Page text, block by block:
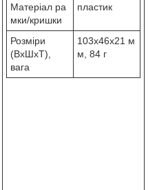
Матеріал ра
мки/кришки
пластик
Розміри
(ВхШхТ),
вага
103x46x21 м
м, 84 г